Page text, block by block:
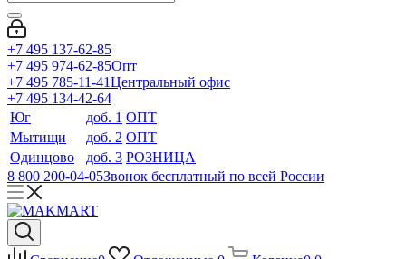
+7 495 137-62-85
+7 495 974-62-85Опт
+7 495 785-11-41Центральный офис
+7 495 134-42-64
Юг
доб. 1 ОПТ
Мытищи
доб. 2 ОПТ
Одинцово
доб. 3 РОЗНИЦА
8 800 200-04-05Звонок бесплатный по всей России